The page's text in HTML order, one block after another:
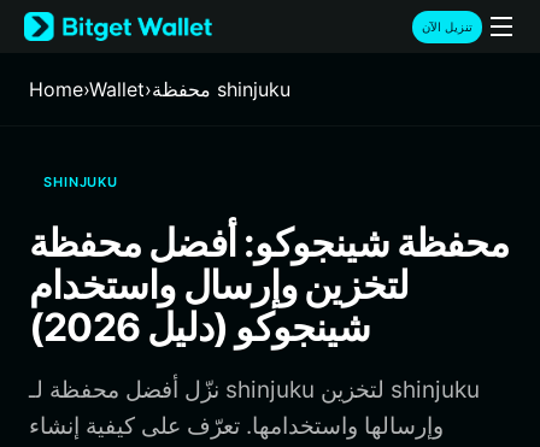
English
日本語
Русский
Italiano
Deutsch
简体中文
繁體中文
Português (Portugal)
ภาษาไทย
हिन्दी
تنزيل الآن
Home›Wallet› محفظة shinjuku
SHINJUKU
محفظة شينجوكو: أفضل محفظة
لتخزين وإرسال واستخدام
شينجوكو (دليل 2026)
نزّل أفضل محفظة لـ shinjuku لتخزين shinjuku
وإرسالها واستخدامها. تعرّف على كيفية إنشاء